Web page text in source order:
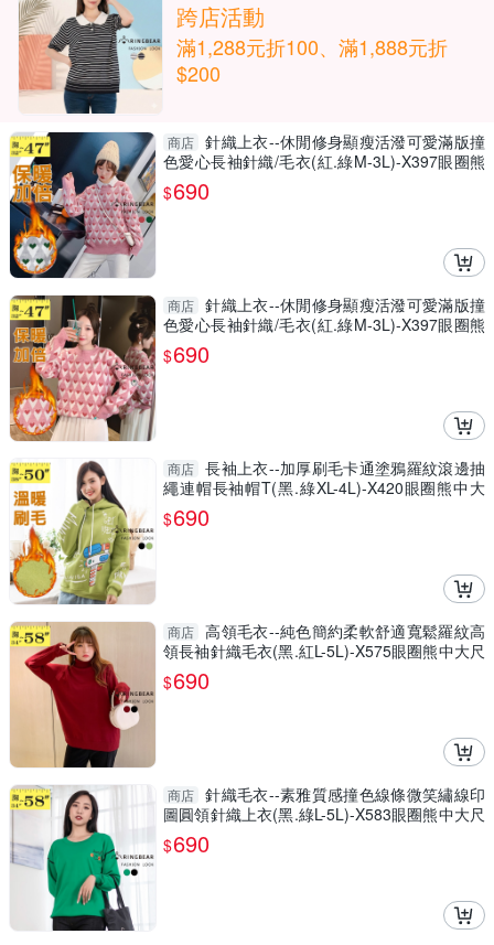
跨店活動
滿1,288元折100、滿1,888元折
$200
商店 針織上衣--休閒修身顯瘦活潑可愛滿版撞
色愛心長袖針織/毛衣(紅.綠M-3L)-X397眼圈熊
中大尺碼
$690
商店 針織上衣--休閒修身顯瘦活潑可愛滿版撞
色愛心長袖針織/毛衣(紅.綠M-3L)-X397眼圈熊
中大尺碼
$690
商店 長袖上衣--加厚刷毛卡通塗鴉羅紋滾邊抽
繩連帽長袖帽T(黑.綠XL-4L)-X420眼圈熊中大
尺碼
$690
商店 高領毛衣--純色簡約柔軟舒適寬鬆羅紋高
領長袖針織毛衣(黑.紅L-5L)-X575眼圈熊中大尺
碼
$690
商店 針織毛衣--素雅質感撞色線條微笑繡線印
圖圓領針織上衣(黑.綠L-5L)-X583眼圈熊中大尺
碼
$690